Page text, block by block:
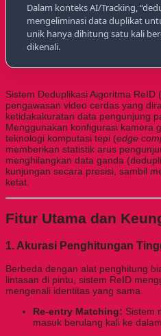
Dalam konteks AI/Tracking,
mengeliminasi data duplikat
unik hanya dihitung satu kali
dikenali.
Sistem Deduplikasi Algoritma ReID (
pengawasan video cerdas yang
ketidakakuratan data pengunjung
Menggunakan konfigurasi kamera
teknologi komputasi tepi (edge
memberikan statistik arus
menghilangkan data ganda
kunjungan secara presisi, sambil
ketat.
Fitur Utama dan
1. Akurasi Penghitungan
Berbeda dengan alat penghitung
lintasan di pintu, sistem ReID
mengenali identitas yang sama.
Re-entry Matching: Sistem
masuk berulang kali ke